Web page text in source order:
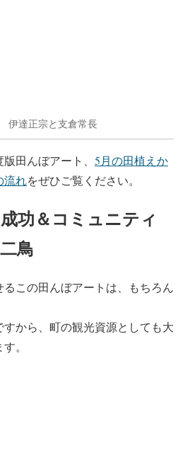
伊達正宗と支倉常長
田んぼアート、 5月の田植えか
流れをぜひご覧ください。
功＆コミュニティ
鳥
この田んぼアートは、もちろん
から、町の観光資源としても大
。